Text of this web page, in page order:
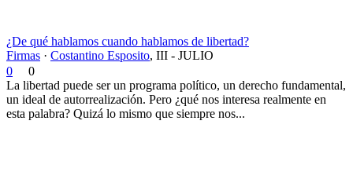
¿De qué hablamos cuando hablamos de libertad?
Firmas · Costantino Esposito, III - JULIO
0
0
La libertad puede ser un programa político, un derecho fundamental,
un ideal de autorrealización. Pero ¿qué nos interesa realmente en
esta palabra? Quizá lo mismo que siempre nos...